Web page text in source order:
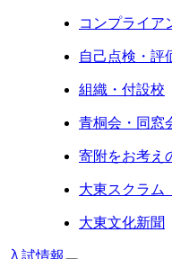
コンプライア
自己点検・評
組織・付設校
青桐会・同窓
寄附をお考え
大東スクラム
大東文化新聞
入試情報